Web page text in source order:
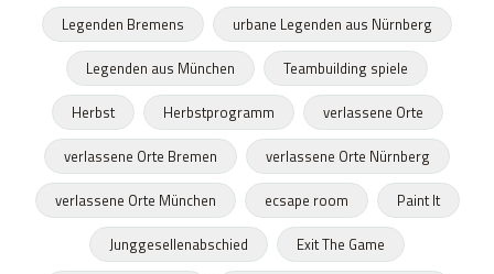
Legenden Bremens
urbane Legenden aus Nürnberg
Legenden aus München
Teambuilding spiele
Herbst
Herbstprogramm
verlassene Orte
verlassene Orte Bremen
verlassene Orte Nürnberg
verlassene Orte München
ecsape room
Paint It
Junggesellenabschied
Exit The Game